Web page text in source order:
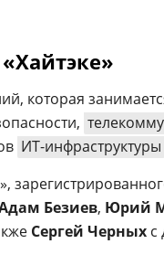
которая
ИТ-инфраструктуры
Безиев, Юрий
Сергей Черных с